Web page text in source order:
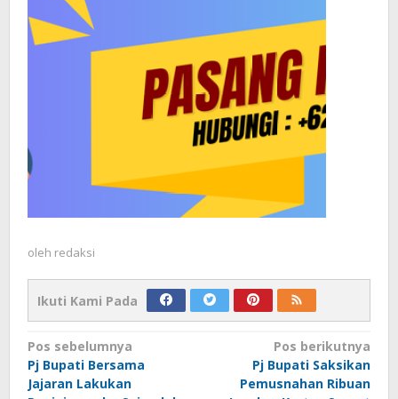
oleh redaksi
Ikuti Kami Pada
Navigasi
pos
Pos sebelumnya
Pj Bupati Bersama
Jajaran Lakukan
Pos berikutnya
Pj Bupati Saksikan
Pemusnahan Ribuan